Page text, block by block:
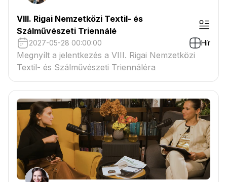
VIII. Rigai Nemzetközi Textil- és
Szálművészeti Triennálé
2027-05-28 00:00:00 Hír
Megnyílt a jelentkezés a VIII. Rigai Nemzetközi
Textil- és Szálművészeti Triennáléra